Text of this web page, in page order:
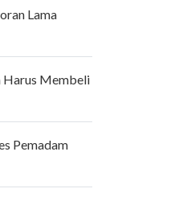
Lama
Harus Membeli
Pemadam